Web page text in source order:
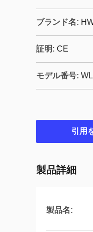
ブランド名:
証明: CE
モデル番号:
引用
製品詳細
製品名: